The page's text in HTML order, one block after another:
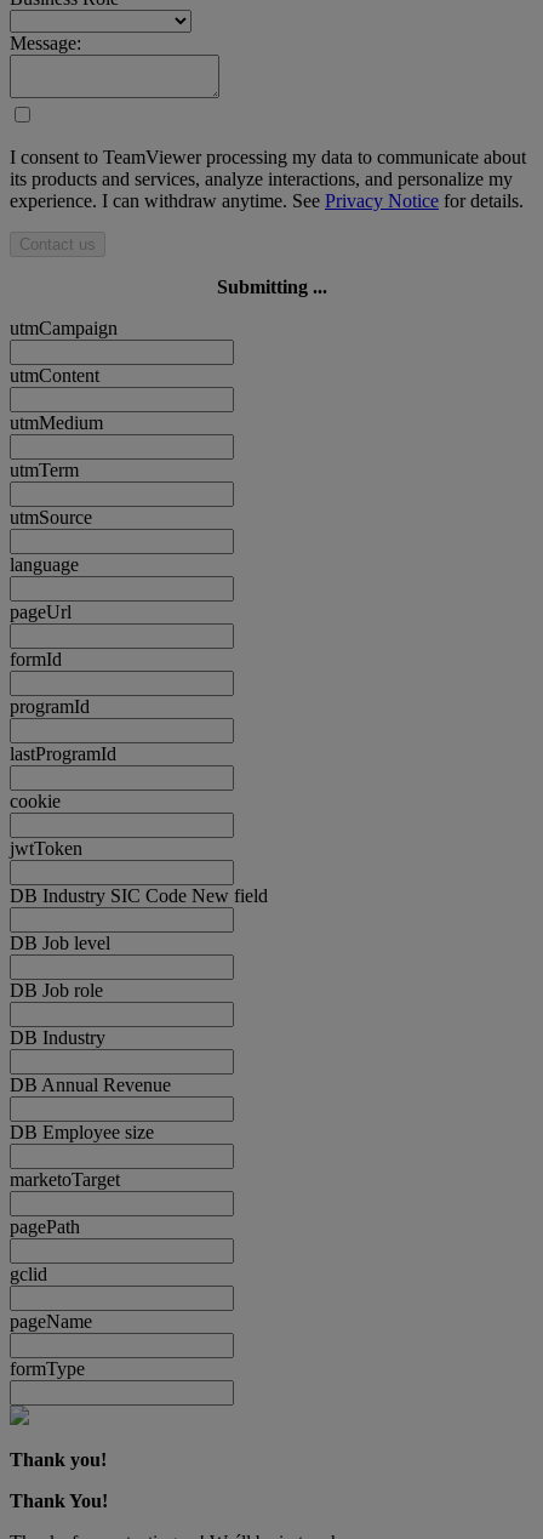
Message:
I consent to TeamViewer processing my data to communicate about
its products and services, analyze interactions, and personalize my
experience. I can withdraw anytime. See Privacy Notice for details.
Contact us
Submitting ...
utmCampaign
utmContent
utmMedium
utmTerm
utmSource
language
pageUrl
formId
programId
lastProgramId
cookie
jwtToken
DB Industry SIC Code New field
DB Job level
DB Job role
DB Industry
DB Annual Revenue
DB Employee size
marketoTarget
pagePath
gclid
pageName
formType
Thank you!
Thank You!